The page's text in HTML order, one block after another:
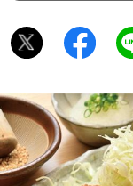
暮らす
育む
深める